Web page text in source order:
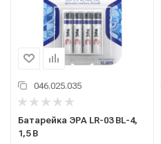
046.025.035
Батарейка ЭРА LR-03 BL-4,
1,5 В